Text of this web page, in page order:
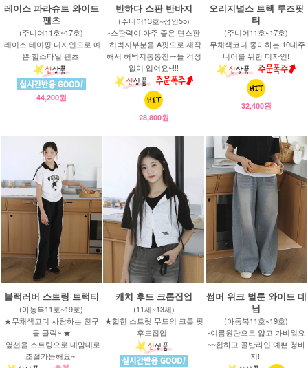
레이스 파라슈트 와이드
팬츠
(주니어11호~17호)
-레이스 테이핑 디자인으로 예
쁜 힙스타일 팬츠!
44,200원
반하다 스판 반바지
(주니어13호~성인55)
-스판력이 아주 좋은 면스판
-허벅지부분을 A핏으로 제작
해서 허벅지통통친구들 걱정
없이 입어요~!!!
28,800원
오리지널스 트랙 루즈핏
티
(주니어11호~17호)
-무채색코디 좋아하는 10대주
니어를 위한 디자인!
32,400원
블랙러버 스트링 트랙티
(아동복11호~19호)
★무채색코디 사랑하는 친구
들 클릭~ ★
-옆선을 스트링으로 내맘대로
조절가능해요~!
캐치 후드 크롭집업
(11세~13세)
★힙한 스트릿 무드의 크롭 핏
후드집업!!
썸머 위크 벌룬 와이드 데
님
(아동복11호~19호)
-여름원단으로 얇고 가벼워요
~~힙하고 골반라인 예쁜 청바
지!!